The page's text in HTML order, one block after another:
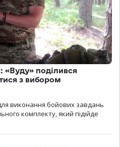
«Вуду» поділився
з вибором
виконання бойових завдань
комплекту, який підійде